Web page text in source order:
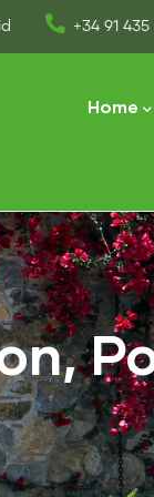
+34 91 435
Home